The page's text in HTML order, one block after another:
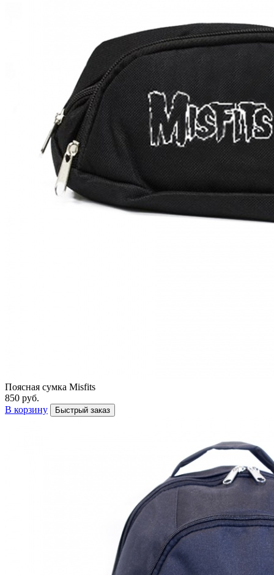
Поясная сумка Misfits
850 руб.
В корзину
Быстрый заказ